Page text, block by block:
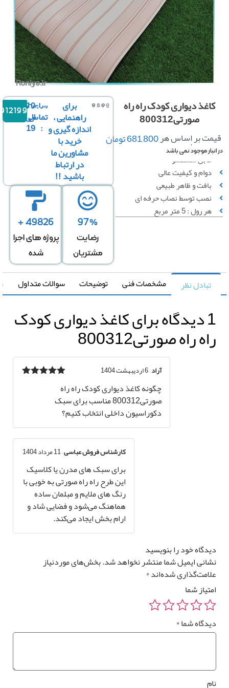
دیواری کودک راه راه
صورتی800312
بر اساس هر
رول : 681,800تومان
قابل شستشو
دوام و کیفیت عالی
بافت و ظاهر طبیعی
نصب توسط نصاب حرفه ای
هر رول : 5 متر مربع
موجود نمی باشد
برای
راهنمایی ،
اندازه گیری و
خرید با
مشاورین ما
در ارتباط
باشید !!
ساعت
تماس
:
10
الی
19
09121996816
97%
رضایت
مشتریان
49826 +
پروژه های اجرا
تبادل نظر مشخصات فنی توضیحات سوالات متداول
کاغذ دیواری کودک
راه صورتی800312
6 اردیبهشت 1404
چگونه کاغذ دیواری کودک راه راه
صورتی800312 مناسب برای سبک
دکوراسیون داخلی انتخاب کنیم؟
کارشناس فروش عباسی–11 مرداد 1404
برای سبک‌ های مدرن یا کلاسیک
این طرح راه‌ راه صورتی به‌ خوبی با
رنگ‌ های ملایم و مبلمان ساده
هماهنگ می‌شود و فضایی شاد و
ارام‌ بخش ایجاد می‌کند.
خود را بنویسید
ایمیل شما منتشر نخواهد شد. بخش‌های موردنیاز
شده‌اند*
شما
شما*